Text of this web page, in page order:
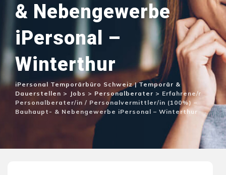
& Nebengewerbe
iPersonal –
Winterthur
iPersonal Temporärbüro Schweiz | Temporär &
Dauerstellen > Jobs > Personalberater > Erfahrene/r
Personalberater/in / Personalvermittler/in (100%) –
Bauhaupt- & Nebengewerbe iPersonal – Winterthur